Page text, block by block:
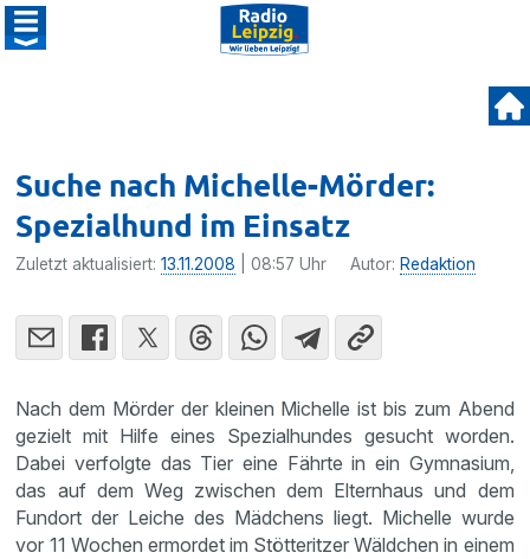
Suche nach Michelle-Mörder:
Spezialhund im Einsatz
Zuletzt aktualisiert:13.11.2008 | 08:57 Uhr Autor: Redaktion
Nach dem Mörder der kleinen Michelle ist bis zum Abend
gezielt mit Hilfe eines Spezi­al­hundes gesucht worden.
Dabei verfolgte das Tier eine Fährte in ein Gymna­sium,
das auf dem Weg zwischen dem Eltern­haus und dem
Fundort der Leiche des Mädchens liegt. Michelle wurde
vor 11 Wochen ermordet im Stötte­ritzer Wäldchen in einem